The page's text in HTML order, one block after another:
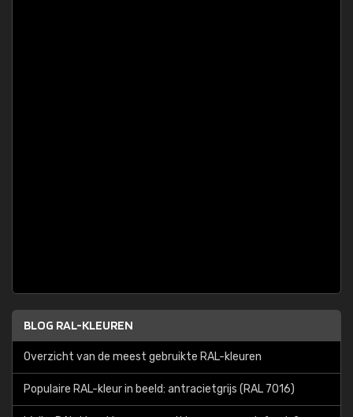
BLOG RAL-KLEUREN
Overzicht van de meest gebruikte RAL-kleuren
Populaire RAL-kleur in beeld: antracietgrijs (RAL 7016)